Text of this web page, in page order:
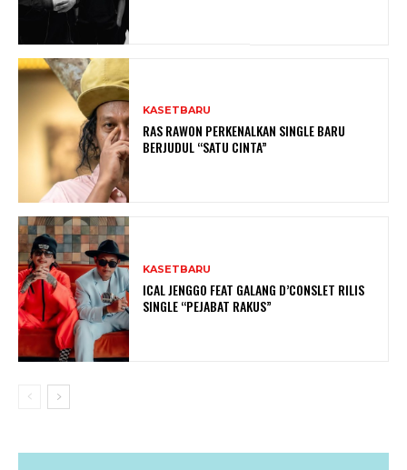
KASETBARU
RAS RAWON PERKENALKAN SINGLE BARU
BERJUDUL “SATU CINTA”
KASETBARU
ICAL JENGGO FEAT GALANG D’CONSLET RILIS
SINGLE “PEJABAT RAKUS”